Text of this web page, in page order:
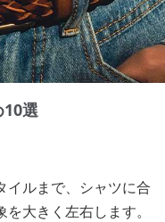
10選
イルまで、シャツに合
大きく左右します。